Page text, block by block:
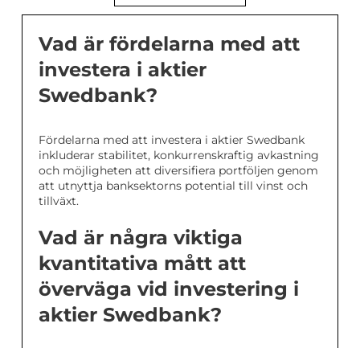
Vad är fördelarna med att
investera i aktier
Swedbank?
Fördelarna med att investera i aktier Swedbank
inkluderar stabilitet, konkurrenskraftig avkastning
och möjligheten att diversifiera portföljen genom
att utnyttja banksektorns potential till vinst och
tillväxt.
Vad är några viktiga
kvantitativa mått att
överväga vid investering i
aktier Swedbank?